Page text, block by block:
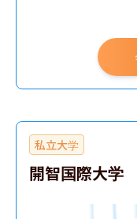
私立大学
開智国際大学